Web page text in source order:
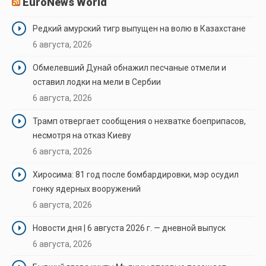
Редкий амурский тигр выпущен на волю в Казахстане
6 августа, 2026
Обмелевший Дунай обнажил песчаные отмели и
оставил лодки на мели в Сербии
6 августа, 2026
Трамп отвергает сообщения о нехватке боеприпасов,
несмотря на отказ Киеву
6 августа, 2026
Хиросима: 81 год после бомбардировки, мэр осудил
гонку ядерных вооружений
6 августа, 2026
Новости дня | 6 августа 2026 г. — дневной выпуск
6 августа, 2026